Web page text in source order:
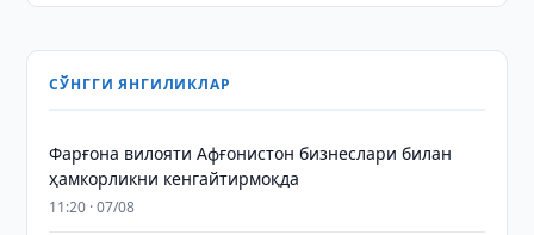
СЎНГГИ ЯНГИЛИКЛАР
Фарғона вилояти Афғонистон бизнеслари билан
ҳамкорликни кенгайтирмоқда
11:20 · 07/08